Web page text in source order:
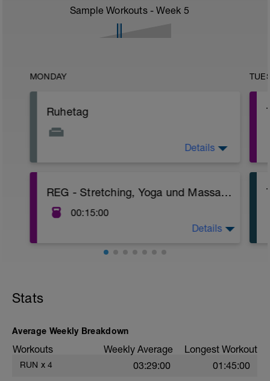
Sample Workouts - Week 5
MONDAY
Ruhetag
Details
REG - Stretching, Yoga und Massagerolle 15 min
00:15:00
Fokus auf Statischem Dehnen, Halten der
Übungen und Entspannung.
Details
Stats
Average Weekly Breakdown
Workouts Weekly Average Longest Workout
RUN x 4 03:29:00 01:45:00